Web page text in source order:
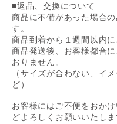
■返品、交換について
商品に不備があった場合
す。
商品到着から１週間以内
商品発送後、お客様都合
おりません。
（サイズが合わない、イ
ど）
お客様にはご不便をおか
どよろしくお願いいたしま